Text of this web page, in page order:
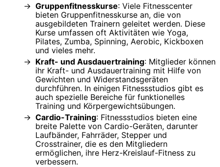
Gruppenfitnesskurse: Viele Fitnesscenter
bieten Gruppenfitnesskurse an, die von
ausgebildeten Trainern geleitet werden. Diese
Kurse umfassen oft Aktivitäten wie Yoga,
Pilates, Zumba, Spinning, Aerobic, Kickboxen
und vieles mehr.
Kraft- und Ausdauertraining: Mitglieder können
ihr Kraft- und Ausdauertraining mit Hilfe von
Gewichten und Widerstandsgeräten
durchführen. In einigen Fitnessstudios gibt es
auch spezielle Bereiche für funktionelles
Training und Körpergewichtsübungen.
Cardio-Training: Fitnessstudios bieten eine
breite Palette von Cardio-Geräten, darunter
Laufbänder, Fahrräder, Stepper und
Crosstrainer, die es den Mitgliedern
ermöglichen, ihre Herz-Kreislauf-Fitness zu
verbessern.